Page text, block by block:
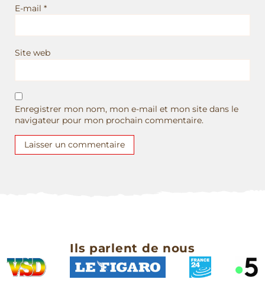
E-mail *
Site web
Enregistrer mon nom, mon e-mail et mon site dans le
navigateur pour mon prochain commentaire.
Ils parlent de nous